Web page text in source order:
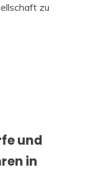
zu
und
in